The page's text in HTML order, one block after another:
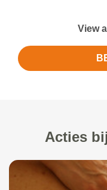
View
Acties